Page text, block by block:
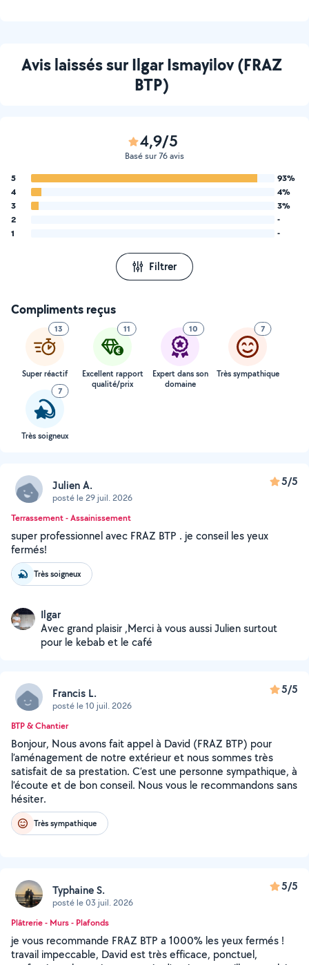
Avis laissés sur Ilgar Ismayilov (FRAZ
BTP)
4,9/5
Basé sur 76 avis
5
93%
4
4%
3
3%
2
-
1
-
Filtrer
Compliments reçus
13
Super réactif
11
Excellent rapport
qualité/prix
10
Expert dans son
domaine
7
Très sympathique
7
Très soigneux
Julien A.
posté le 29 juil. 2026
5/5
Terrassement - Assainissement
super professionnel avec FRAZ BTP . je conseil les yeux
fermés!
Très soigneux
Ilgar
Avec grand plaisir ,Merci à vous aussi Julien surtout
pour le kebab et le café
Francis L.
posté le 10 juil. 2026
5/5
BTP & Chantier
Bonjour, Nous avons fait appel à David (FRAZ BTP) pour
l’aménagement de notre extérieur et nous sommes très
satisfait de sa prestation. C’est une personne sympathique, à
l’écoute et de bon conseil. Nous vous le recommandons sans
hésiter.
Très sympathique
Typhaine S.
posté le 03 juil. 2026
5/5
Plâtrerie - Murs - Plafonds
je vous recommande FRAZ BTP a 1000% les yeux fermés !
travail impeccable, David est très efficace, ponctuel,